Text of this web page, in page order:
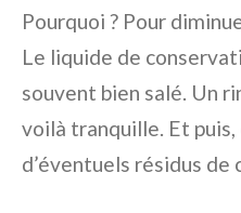
Pourquoi ? Pour
Le liquide de
souvent bien salé. Un
voilà tranquille. Et
d’éventuels résidus de